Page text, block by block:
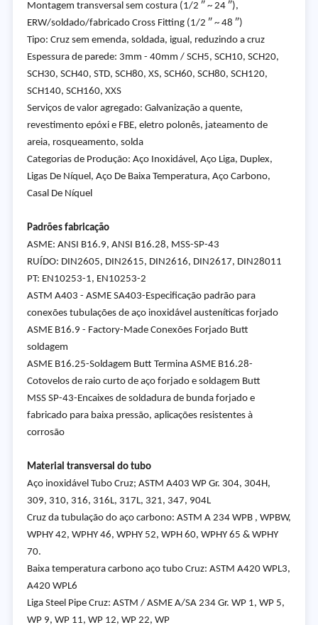
Montagem transversal sem costura (1/2 ″ ~ 24 ″),
ERW/soldado/fabricado Cross Fitting (1/2 ″ ~ 48 ″)
Tipo: Cruz sem emenda, soldada, igual, reduzindo a cruz
Espessura de parede: 3mm - 40mm / SCH5, SCH10, SCH20,
SCH30, SCH40, STD, SCH80, XS, SCH60, SCH80, SCH120,
SCH140, SCH160, XXS
Serviços de valor agregado: Galvanização a quente,
revestimento epóxi e FBE, eletro polonês, jateamento de
areia, rosqueamento, solda
Categorias de Produção: Aço Inoxidável, Aço Liga, Duplex,
Ligas De Níquel, Aço De Baixa Temperatura, Aço Carbono,
Casal De Níquel
Padrões fabricação
ASME: ANSI B16.9, ANSI B16.28, MSS-SP-43
RUÍDO: DIN2605, DIN2615, DIN2616, DIN2617, DIN28011
PT: EN10253-1, EN10253-2
ASTM A403 - ASME SA403-Especificação padrão para
conexões tubulações de aço inoxidável austeníticas forjado
ASME B16.9 - Factory-Made Conexões Forjado Butt
soldagem
ASME B16.25-Soldagem Butt Termina ASME B16.28-
Cotovelos de raio curto de aço forjado e soldagem Butt
MSS SP-43-Encaixes de soldadura de bunda forjado e
fabricado para baixa pressão, aplicações resistentes à
corrosão
Material transversal do tubo
Aço inoxidável Tubo Cruz; ASTM A403 WP Gr. 304, 304H,
309, 310, 316, 316L, 317L, 321, 347, 904L
Cruz da tubulação do aço carbono: ASTM A 234 WPB , WPBW,
WPHY 42, WPHY 46, WPHY 52, WPH 60, WPHY 65 & WPHY
70.
Baixa temperatura carbono aço tubo Cruz: ASTM A420 WPL3,
A420 WPL6
Liga Steel Pipe Cruz: ASTM / ASME A/SA 234 Gr. WP 1, WP 5,
WP 9, WP 11, WP 12, WP 22, WP